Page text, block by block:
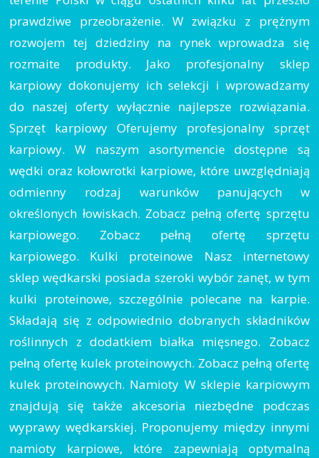
prawdziwe przeobrażenie. W związku z prężnym
rozwojem tej dziedziny na rynek wprowadza się
rozmaite produkty. Jako profesjonalny sklep
karpiowy dokonujemy ich selekcji i wprowadzamy
do naszej oferty wyłącznie najlepsze rozwiązania.
Sprzęt karpiowy Oferujemy profesjonalny sprzęt
karpiowy. W naszym asortymencie dostępne są
wędki oraz kołowrotki karpiowe, które uwzględniają
odmienny rodzaj warunków panujących w
określonych łowiskach. Zobacz pełną ofertę sprzętu
karpiowego. Zobacz pełną ofertę sprzętu
karpiowego. Kulki proteinowe Nasz internetowy
sklep wędkarski posiada szeroki wybór zanęt, w tym
kulki proteinowe, szczególnie polecane na karpie.
Składają się z odpowiednio dobranych składników
roślinnych z dodatkiem białka mięsnego. Zobacz
pełną ofertę kulek proteinowych. Zobacz pełną ofertę
kulek proteinowych. Namioty W sklepie karpiowym
znajdują się także akcesoria niezbędne podczas
wyprawy wędkarskiej. Proponujemy między innymi
namioty karpiowe, które zapewniają optymalną